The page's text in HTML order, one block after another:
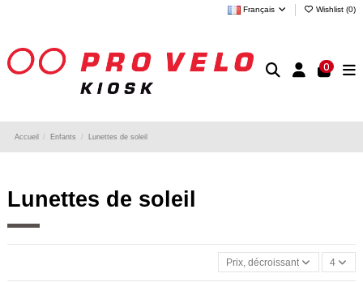
Français Wishlist (0)
0
Accueil Enfants Lunettes de soleil
Lunettes de soleil
Prix, décroissant 4